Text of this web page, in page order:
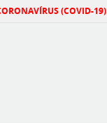
(COVID-19)